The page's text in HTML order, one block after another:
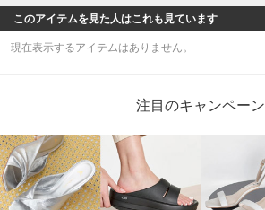
このアイテムを見た人はこれも見ています
現在表示するアイテムはありません。
注目のキャンペーン